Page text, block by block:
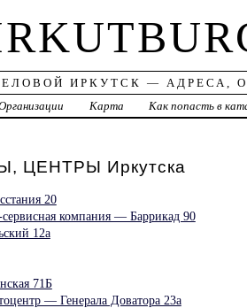
ИРКУТСК — АДРЕСА,
Карта Как попасть в
ЦЕНТРЫ Иркутска
20
компания — Баррикад 90
12а
71Б
— Генерала Доватора 23а